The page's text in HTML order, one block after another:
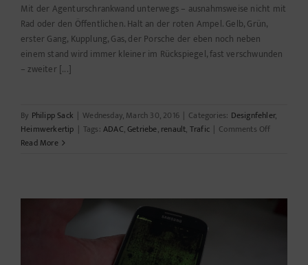
Mit der Agenturschrankwand unterwegs – ausnahmsweise nicht mit
Rad oder den Öffentlichen. Halt an der roten Ampel. Gelb, Grün,
erster Gang, Kupplung, Gas, der Porsche der eben noch neben
einem stand wird immer kleiner im Rückspiegel, fast verschwunden
– zweiter [...]
By Philipp Sack | Wednesday, March 30, 2016 | Categories: Designfehler,
Heimwerkertip | Tags: ADAC,Getriebe, renault, Trafic | Comments Offon
Read More